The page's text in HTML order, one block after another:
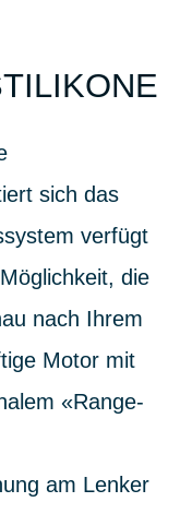
sich das
verfügt
die
nach Ihrem
Motor mit
«Range-
am Lenker